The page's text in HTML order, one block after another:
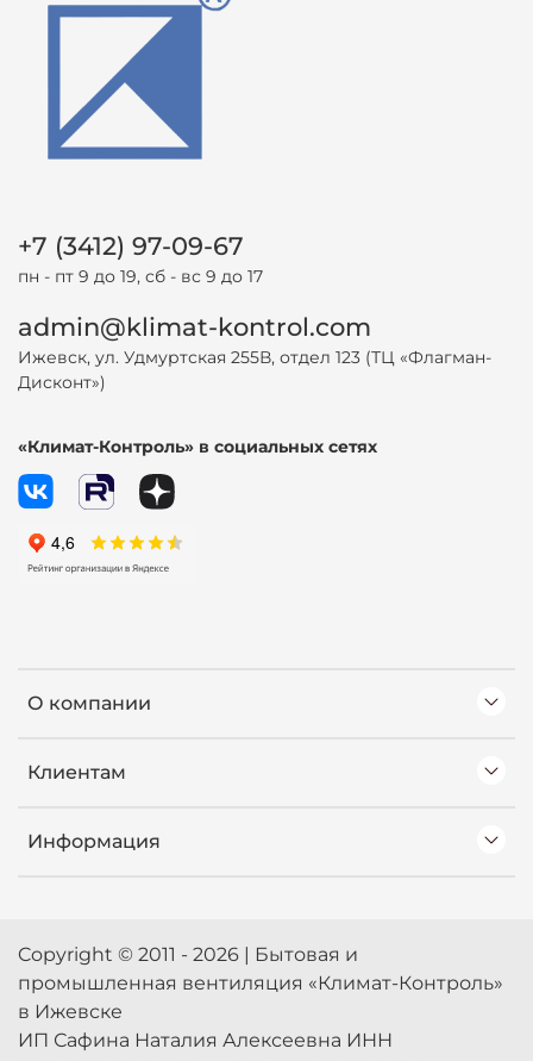
О компании
Клиентам
Информация
+7 (3412) 97-09-67
пн - пт 9 до 19, сб - вс 9 до 17
admin@klimat-kontrol.com
Ижевск, ул. Удмуртская 255В, отдел 123 (ТЦ «Флагман-
Дисконт»)
«Климат-Контроль» в социальных сетях
Copyright © 2011 - 2026 | Бытовая и
промышленная вентиляция «Климат-Контроль»
в Ижевске
ИП Сафина Наталия Алексеевна ИНН